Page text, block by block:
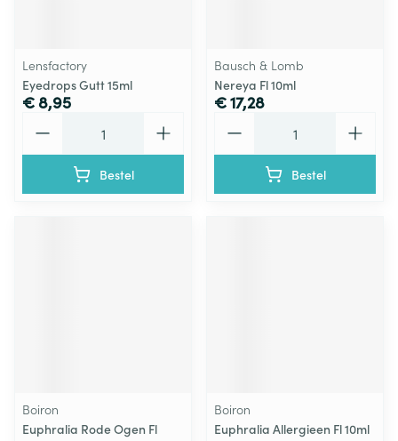
Lensfactory
Eyedrops Gutt 15ml
€ 8,95
Bestel
Bausch & Lomb
Nereya Fl 10ml
€ 17,28
Bestel
Boiron
Euphralia Rode Ogen Fl
Boiron
Euphralia Allergieen Fl 10ml